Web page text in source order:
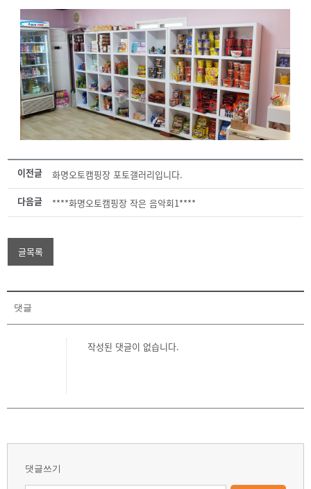
이전글
화명오토캠핑장 포토갤러리입니다.
다음글
****화명오토캠핑장 작은 음악회1****
글목록
댓글
작성된 댓글이 없습니다.
댓글쓰기